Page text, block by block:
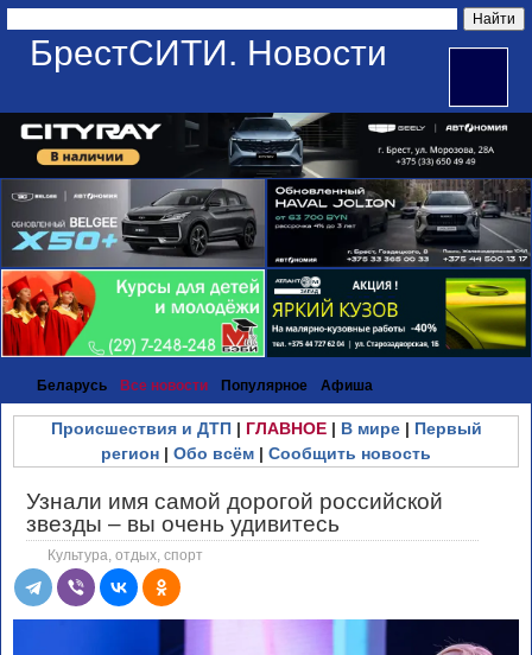
БрестСИТИ. Новости
Беларусь Все новости Популярное Афиша
Происшествия и ДТП| ГЛАВНОЕ| В мире| Первый
регион | Обо всём | Сообщить новость
Узнали имя самой дорогой российской
звезды – вы очень удивитесь
Культура, отдых, спорт